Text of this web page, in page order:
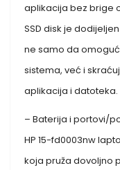
aplikacija bez brige
SSD disk je
ne samo da
sistema, već i
aplikacija i datoteka.
– Baterija i portovi/
HP 15-fd0003nw
koja pruža dovoljno